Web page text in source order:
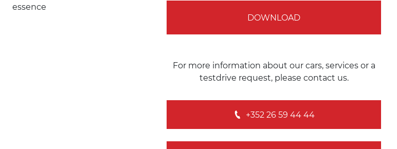
essence
DOWNLOAD
For more information about our cars, services or a
testdrive request, please contact us.
+352 26 59 44 44